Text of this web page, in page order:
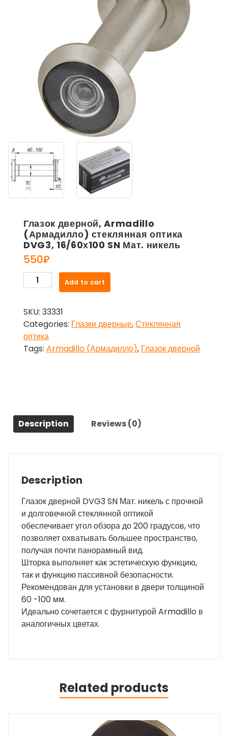
Глазок дверной, Armadillo
(Армадилло) стеклянная оптика
DVG3, 16/60х100 SN Мат. никель
550₽
Глазок
дверной,
(Армадилло)
стеклянная
оптика
DVG3,
quantity
Add to cart
SKU: 33331
Categories: Глазки дверные,Стеклянная
оптика
Tags: Armadillo (Армадилло), Глазок дверной
Description Reviews (0)
Description
Глазок дверной DVG3 SN Мат. никель с прочной
и долговечной стеклянной оптикой
обеспечивает угол обзора до 200 градусов, что
позволяет охватывать большее пространство,
получая почти панорамный вид.
Шторка выполняет как эстетическую функцию,
так и функцию пассивной безопасности.
Рекомендован для установки в двери толщиной
60 -100 мм.
Идеально сочетается с фурнитурой Armadillo в
аналогичных цветах.
Related products